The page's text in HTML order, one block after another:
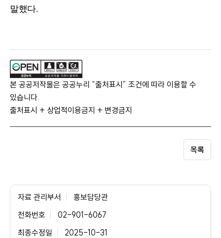
말했다.
본 공공저작물은 공공누리 “출처표시” 조건에 따라 이용할 수
있습니다.
출처표시 + 상업적이용금지 + 변경금지
목록
자료 관리부서
홍보담당관
전화번호
02-901-6067
최종수정일
2025-10-31